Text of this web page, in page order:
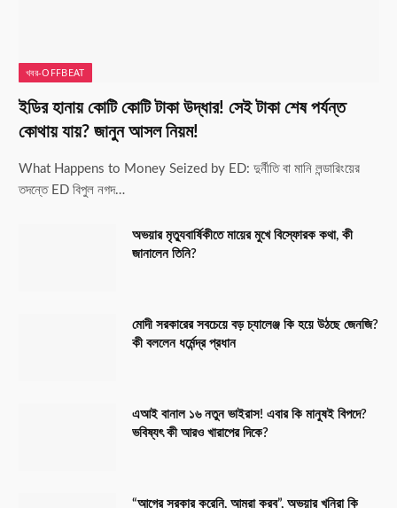
খবর-OFFBEAT
ইডির হানায় কোটি কোটি টাকা উদ্ধার! সেই টাকা শেষ পর্যন্ত
কোথায় যায়? জানুন আসল নিয়ম!
What Happens to Money Seized by ED: দুর্নীতি বা মানি লন্ডারিংয়ের
তদন্তে ED বিপুল নগদ…
অভয়ার মৃত্যুবার্ষিকীতে মায়ের মুখে বিস্ফোরক কথা, কী
জানালেন তিনি?
মোদী সরকারের সবচেয়ে বড় চ্যালেঞ্জ কি হয়ে উঠছে জেনজি?
কী বললেন ধর্মেন্দ্র প্রধান
এআই বানাল ১৬ নতুন ভাইরাস! এবার কি মানুষই বিপদে?
ভবিষ্যৎ কী আরও খারাপের দিকে?
“আগের সরকার করেনি, আমরা করব”, অভয়ার খুনিরা কি